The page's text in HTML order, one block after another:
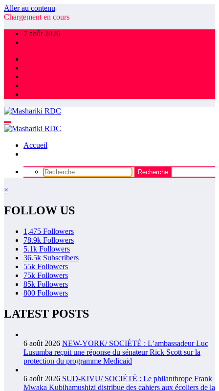
Aller au contenu
Chargement en cours
7 août 2026
Accueil
×
FOLLOW US
1,475 Followers
78.9k Followers
5.1k Followers
36.5k Subscribers
55k Followers
75k Followers
85k Followers
800 Followers
LATEST POSTS
6 août 2026 NEW-YORK/ SOCIÉTÉ : L’ambassadeur Luc
Lusumba reçoit une réponse du sénateur Rick Scott sur la
protection du programme Medicaid
6 août 2026 SUD-KIVU/ SOCIÉTÉ : Le philanthrope Frank
Mwaka Kubihamushizi distribue des cahiers aux écoliers de la